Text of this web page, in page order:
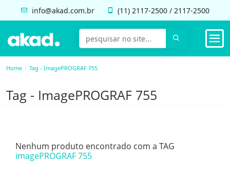
info@akad.com.br (11) 2117-2500 / 2117-2500
Home Tag - ImagePROGRAF 755
Tag - ImagePROGRAF 755
Nenhum produto encontrado com a TAG
imagePROGRAF 755